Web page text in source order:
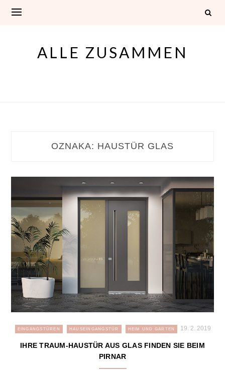
ALLE ZUSAMMEN
OZNAKA: HAUSTÜR GLAS
EINGANGSTÜREN HAUSEINGANGSTÜR HEIM UND GARTEN 19. 2. 2019
IHRE TRAUM-HAUSTÜR AUS GLAS FINDEN SIE BEIM
PIRNAR